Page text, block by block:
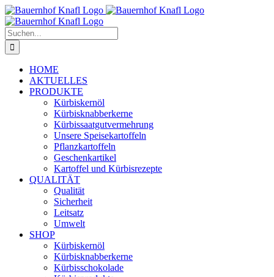
Zum
Inhalt
springen
Suche
nach:
HOME
AKTUELLES
PRODUKTE
Kürbiskernöl
Kürbisknabberkerne
Kürbissaatgutvermehrung
Unsere Speisekartoffeln
Pflanzkartoffeln
Geschenkartikel
Kartoffel und Kürbisrezepte
QUALITÄT
Qualität
Sicherheit
Leitsatz
Umwelt
SHOP
Kürbiskernöl
Kürbisknabberkerne
Kürbisschokolade